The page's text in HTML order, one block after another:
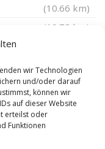
wir Technologien
und/oder darauf
können wir
auf dieser Website
erteilst oder
Funktionen
(10.66 km)
(10.78 km)
(11.05 km)
(11.12 km)
(11.26 km)
(11.48 km)